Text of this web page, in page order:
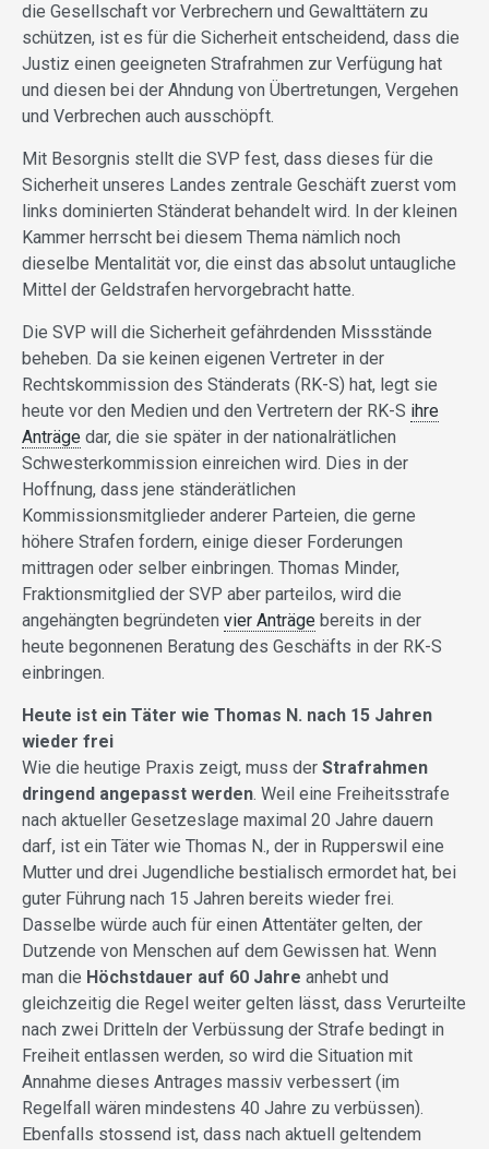
die Gesellschaft vor Verbrechern und Gewalttätern zu
schützen, ist es für die Sicherheit entscheidend, dass die
Justiz einen geeigneten Strafrahmen zur Verfügung hat
und diesen bei der Ahndung von Übertretungen, Vergehen
und Verbrechen auch ausschöpft.
Mit Besorgnis stellt die SVP fest, dass dieses für die
Sicherheit unseres Landes zentrale Geschäft zuerst vom
links dominierten Ständerat behandelt wird. In der kleinen
Kammer herrscht bei diesem Thema nämlich noch
dieselbe Mentalität vor, die einst das absolut untaugliche
Mittel der Geldstrafen hervorgebracht hatte.
Die SVP will die Sicherheit gefährdenden Missstände
beheben. Da sie keinen eigenen Vertreter in der
Rechtskommission des Ständerats (RK-S) hat, legt sie
heute vor den Medien und den Vertretern der RK-S ihre
Anträge dar, die sie später in der nationalrätlichen
Schwesterkommission einreichen wird. Dies in der
Hoffnung, dass jene ständerätlichen
Kommissionsmitglieder anderer Parteien, die gerne
höhere Strafen fordern, einige dieser Forderungen
mittragen oder selber einbringen. Thomas Minder,
Fraktionsmitglied der SVP aber parteilos, wird die
angehängten begründeten vier Anträge bereits in der
heute begonnenen Beratung des Geschäfts in der RK-S
einbringen.
Heute ist ein Täter wie Thomas N. nach 15 Jahren
wieder frei
Wie die heutige Praxis zeigt, muss der Strafrahmen
dringend angepasst werden. Weil eine Freiheitsstrafe
nach aktueller Gesetzeslage maximal 20 Jahre dauern
darf, ist ein Täter wie Thomas N., der in Rupperswil eine
Mutter und drei Jugendliche bestialisch ermordet hat, bei
guter Führung nach 15 Jahren bereits wieder frei.
Dasselbe würde auch für einen Attentäter gelten, der
Dutzende von Menschen auf dem Gewissen hat. Wenn
man die Höchstdauer auf 60 Jahre anhebt und
gleichzeitig die Regel weiter gelten lässt, dass Verurteilte
nach zwei Dritteln der Verbüssung der Strafe bedingt in
Freiheit entlassen werden, so wird die Situation mit
Annahme dieses Antrages massiv verbessert (im
Regelfall wären mindestens 40 Jahre zu verbüssen).
Ebenfalls stossend ist, dass nach aktuell geltendem